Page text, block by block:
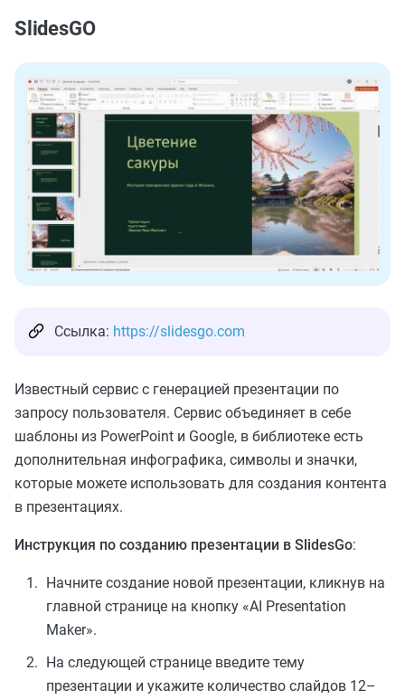
SlidesGO
Ссылка: https://slidesgo.com
Известный сервис с генерацией презентации по
запросу пользователя. Сервис объединяет в себе
шаблоны из PowerPoint и Google, в библиотеке есть
дополнительная инфографика, символы и значки,
которые можете использовать для создания контента
в презентациях.
Инструкция по созданию презентации в SlidesGo:
Начните создание новой презентации, кликнув на
главной странице на кнопку «AI Presentation
Maker».
На следующей странице введите тему
презентации и укажите количество слайдов 12–